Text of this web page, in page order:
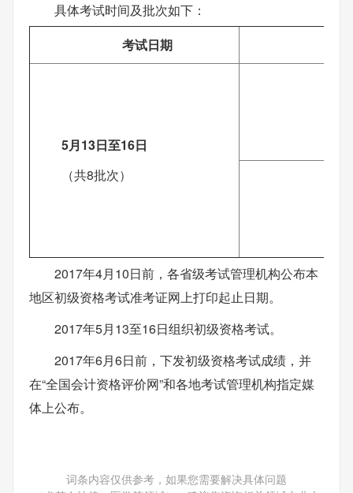
具体考试时间及批次如下：
考试日期
5月13日至16日
（共8批次）
2017年4月10日前，各省级考试管理机构公布本
地区初级资格考试准考证网上打印起止日期。
2017年5月13至16日组织初级资格考试。
2017年6月6日前，下发初级资格考试成绩，并
在“全国会计资格评价网”和各地考试管理机构指定媒
体上公布。
词条内容仅供参考，如果您需要解决具体问题